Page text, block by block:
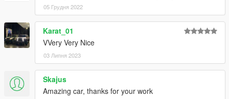
05 Грудня 2022
Karat_01
VVery Very Nice
03 Липня 2023
Skajus
Amazing car, thanks for your work